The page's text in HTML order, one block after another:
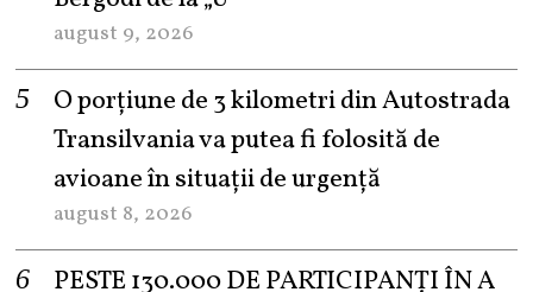
august 9, 2026
O porțiune de 3 kilometri din Autostrada
Transilvania va putea fi folosită de
avioane în situații de urgență
august 8, 2026
PESTE 130.000 DE PARTICIPANȚI ÎN A